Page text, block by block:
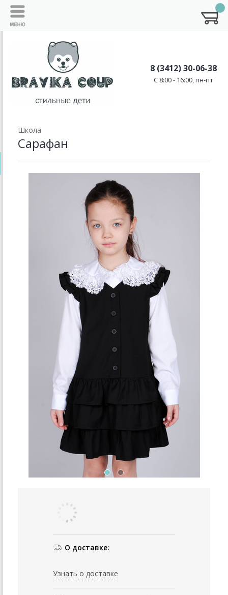
8 (3412) 30-06-38
C 8:00 - 16:00, пн-пт
Школа
Сарафан
О доставке:
Узнать о доставке